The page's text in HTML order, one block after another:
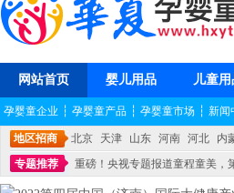
网站首页 婴儿用品 儿童用
孕婴童企业 ┆ 孕婴童产品 ┆ 孕婴童市场 ┆ 新闻
地区招商 北京 天津 山东 河南 河北 内
专题推荐
重磅！央视专题报道童程童美，
不能再单纯地销售产品,而要向增强服务转型,